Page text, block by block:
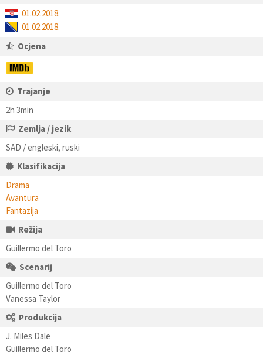
01.02.2018.
01.02.2018.
Ocjena
Trajanje
2h 3min
Zemlja / jezik
SAD / engleski, ruski
Klasifikacija
Drama
Avantura
Fantazija
Režija
Guillermo del Toro
Scenarij
Guillermo del Toro
Vanessa Taylor
Produkcija
J. Miles Dale
Guillermo del Toro